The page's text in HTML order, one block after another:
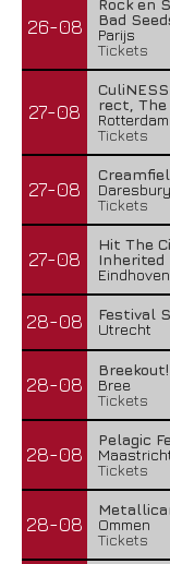
26-08
Rock en
Bad
Parijs
Tickets
27-08
rect, The
Rotterdam
Tickets
27-08
Daresbury
Tickets
27-08
Hit The
Inherited
Eindhoven
28-08
Festival
Utrecht
28-08
Bree
Tickets
28-08
Pelagic
Tickets
28-08
Ommen
Tickets